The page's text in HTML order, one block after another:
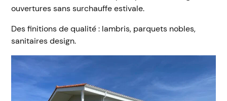
ouvertures sans surchauffe estivale.
Des finitions de qualité : lambris, parquets nobles,
sanitaires design.